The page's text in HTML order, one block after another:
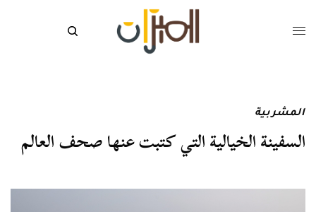
المشربية
السفينة الخيالية التي كتبت عنها صحف العالم